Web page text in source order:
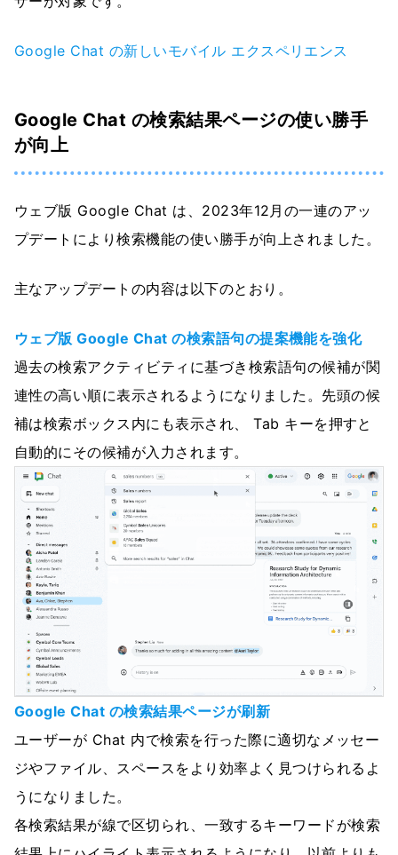
Google Chat の新しいモバイル エクスペリエンス
Google Chat の検索結果ページの使い勝手
が向上
ウェブ版 Google Chat は、2023年12月の一連のアッ
プデートにより検索機能の使い勝手が向上されました。
主なアップデートの内容は以下のとおり。
ウェブ版 Google Chat の検索語句の提案機能を強化
過去の検索アクティビティに基づき検索語句の候補が関
連性の高い順に表示されるようになりました。先頭の候
補は検索ボックス内にも表示され、 Tab キーを押すと
自動的にその候補が入力されます。
Google Chat の検索結果ページが刷新
ユーザーが Chat 内で検索を行った際に適切なメッセー
ジやファイル、スペースをより効率よく見つけられるよ
うになりました。
各検索結果が線で区切られ、一致するキーワードが検索